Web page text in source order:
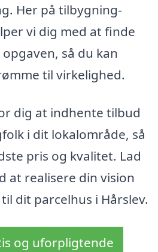
Her på tilbygning-
vi dig med at finde
så du kan
til virkelighed.
dig at indhente tilbud
i dit lokalområde, så
pris og kvalitet. Lad
at realisere din vision
dit parcelhus i Hårslev.
og uforpligtende